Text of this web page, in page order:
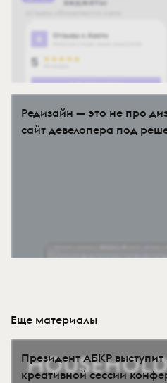
Редизайн — это не про
сайт девелопера под
Еще материалы
Президент АБКР
креативной сессии